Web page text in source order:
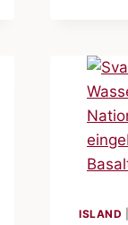
ISLAND